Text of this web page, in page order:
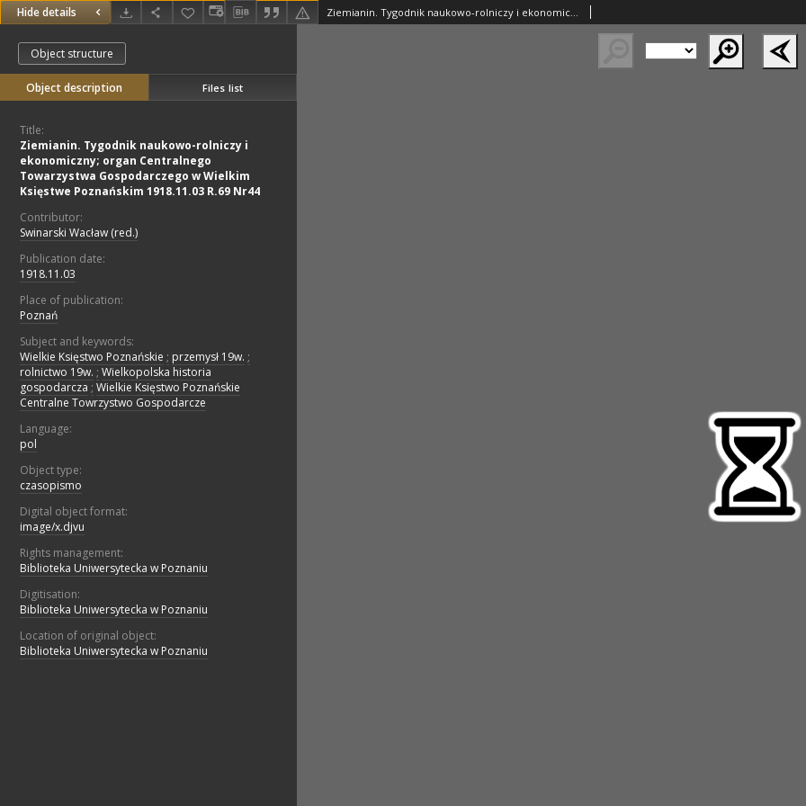
Hide details Ziemianin. Tygodnik naukowo-rolniczy i ekonomiczny; organ Centralnego Towarzystwa Gospodarczego w Wielkim Księstwe Poznańskim 1918.11.03 R.69 Nr44
Object structure
Object description Files list
Title:
Ziemianin. Tygodnik naukowo-rolniczy i
ekonomiczny; organ Centralnego
Towarzystwa Gospodarczego w Wielkim
Księstwe Poznańskim 1918.11.03 R.69 Nr44
Contributor:
Swinarski Wacław (red.)
Publication date:
1918.11.03
Place of publication:
Poznań
Subject and keywords:
Wielkie Księstwo Poznańskie ; przemysł 19w. ;
rolnictwo 19w. ; Wielkopolska historia
gospodarcza ; Wielkie Księstwo Poznańskie
Centralne Towrzystwo Gospodarcze
Language:
pol
Object type:
czasopismo
Digital object format:
image/x.djvu
Rights management:
Biblioteka Uniwersytecka w Poznaniu
Digitisation:
Biblioteka Uniwersytecka w Poznaniu
Location of original object:
Biblioteka Uniwersytecka w Poznaniu